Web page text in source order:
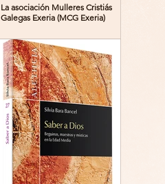
La asociación Mulleres Cristiás
Galegas Exeria (MCG Exeria)